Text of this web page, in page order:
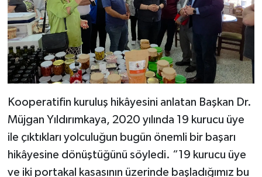
Kooperatifin kuruluş hikâyesini anlatan Başkan Dr.
Müjgan Yıldırımkaya, 2020 yılında 19 kurucu üye
ile çıktıkları yolculuğun bugün önemli bir başarı
hikâyesine dönüştüğünü söyledi. “19 kurucu üye
ve iki portakal kasasının üzerinde başladığımız bu